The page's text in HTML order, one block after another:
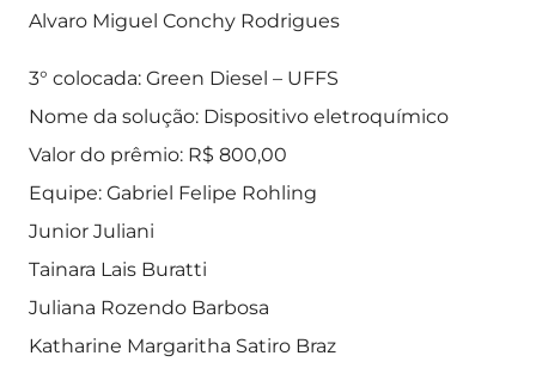
Alvaro Miguel Conchy Rodrigues
3° colocada: Green Diesel – UFFS
Nome da solução: Dispositivo eletroquímico
Valor do prêmio: R$ 800,00
Equipe: Gabriel Felipe Rohling
Junior Juliani
Tainara Lais Buratti
Juliana Rozendo Barbosa
Katharine Margaritha Satiro Braz